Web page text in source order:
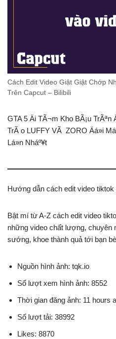
Cách Edit Video Giật Giật Chớp
Trên Capcut – Bilibili
GTA 5 Äi TÃ¬m Kho BÃ¡u TrÃªn
TrÃ o LUFFY VÃ ZORO Äá»i
Lá»n Nháº¥t
Hướng dẫn cách edit video
Bật mí từ A-Z cách edit video
những video chất lượng, chuyên
sướng, khoe thành quả tới bạn bè
Nguồn hình ảnh: tqk.io
Số lượt xem hình ảnh: 8552
Thời gian đăng ảnh: 11 hours
Số lượt tải: 38992
Likes: 8870